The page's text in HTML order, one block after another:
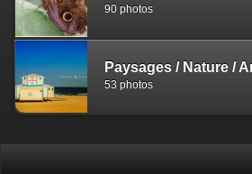
90 photos
Paysages / Nature /
53 photos